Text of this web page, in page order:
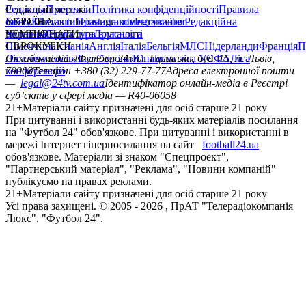
РедакціяПрогнозиПолітика конфіденційностіПравила
сайтуКонтактиПравила коментуванняРедакційна
політикаСтруктура власності
Соціальні мережі
facebookxyoutubeinstagramtelegramviber
УКРАЇНА
УкраїнаПерша лігаДруга ліга
ЧЕМПІОНАТИ
НімеччинаІспаніяАнгліяІталіяБельгіяМЛСНідерландиФранція
ЄВРОКУБКИ
Ліга чемпіонівЛіга ЄвропиЮнацька ліга УЄФАЛіга
конференцій
Онлайн-медіа «Футбол 24»пл. Галицька, буд. 15, м. Львів,
79008Телефон +380 (32) 229-77-77Адреса електронної пошти
— legal@24tv.com.uaІдентифікатор онлайн-медіа в Реєстрі
суб’єктів у сфері медіа — R40-06058
21+Матеріали сайту призначені для осіб старше 21 року
При цитуванні і використанні будь-яких матеріалів посилання
на "Футбол 24" обов'язкове. При цитуванні і використанні в
мережі Інтернет гіперпосилання на сайт
football24.ua
обов'язкове. Матеріали зі знаком "Спецпроект",
"Партнерський матеріал", "Реклама", "Новини компаній"
публікуємо на правах реклами.
21+Матеріали сайту призначені для осіб старше 21 року
Усi права захищенi. © 2005 - 2026 , ПрАТ "Телерадіокомпанія
Люкс". "Футбол 24".